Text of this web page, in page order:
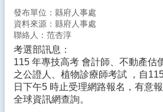
政
組
織
校
園
動
態
發布單位：縣府人事處
資料來源：縣府人事處
聯絡人：范杏淳
考選部訊息：
115 年專技高考 會計師、不動產估
之公證人、植物診療師考試 ，自
日下午5 時止受理網路報名，有意
全球資訊網查詢。